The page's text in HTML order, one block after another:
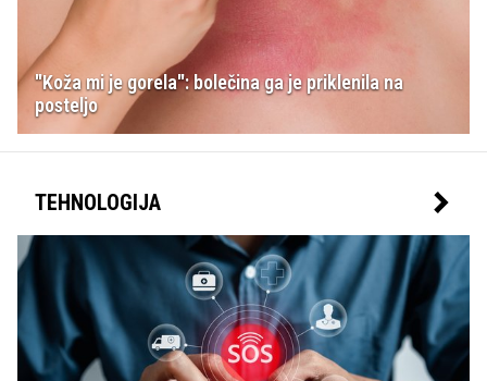
"Koža mi je gorela": bolečina ga je priklenila na
posteljo
TEHNOLOGIJA